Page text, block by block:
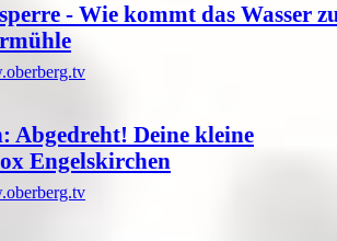
- Wie kommt das Wasser
Abgedreht! Deine kleine
Engelskirchen